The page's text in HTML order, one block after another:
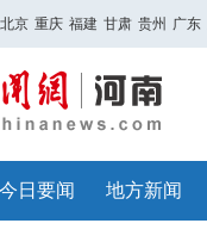
北京 重庆 福建 甘肃 贵州 广东
今日要闻 地方新闻